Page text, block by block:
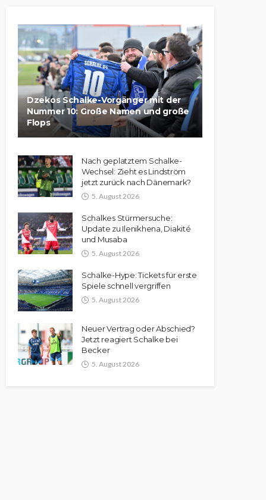
Dzekos Schalke-Vorgänger mit der
Nummer 10: Große Namen und große
Flops
Nach geplatztem Schalke-
Wechsel: Zieht es Lindström
jetzt zurück nach Dänemark?
5. August 2026
Schalkes Stürmersuche:
Update zu Ilenikhena, Diakité
und Musaba
5. August 2026
Schalke-Hype: Tickets für erste
Spiele schnell vergriffen
5. August 2026
Neuer Vertrag oder Abschied?
Jetzt reagiert Schalke bei
Becker
5. August 2026